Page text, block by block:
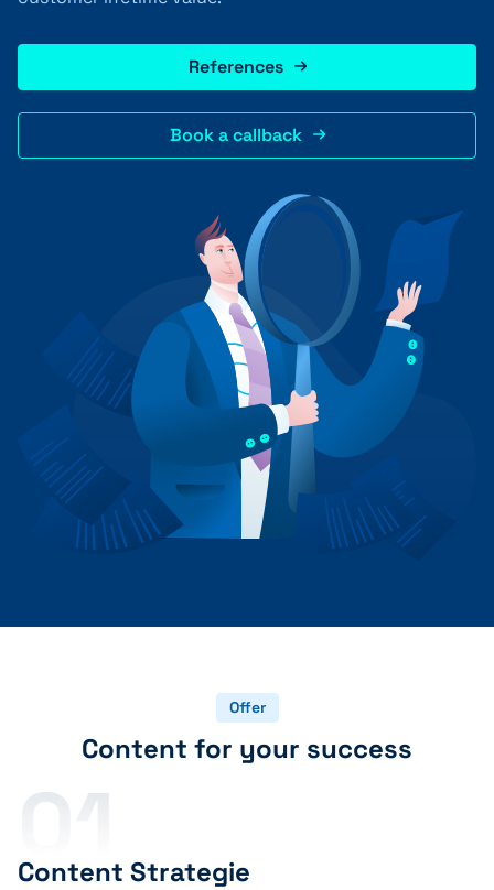
+41 31 552 00 72
References
Book a callback
Offer
Content for your success
01
Content Strategie